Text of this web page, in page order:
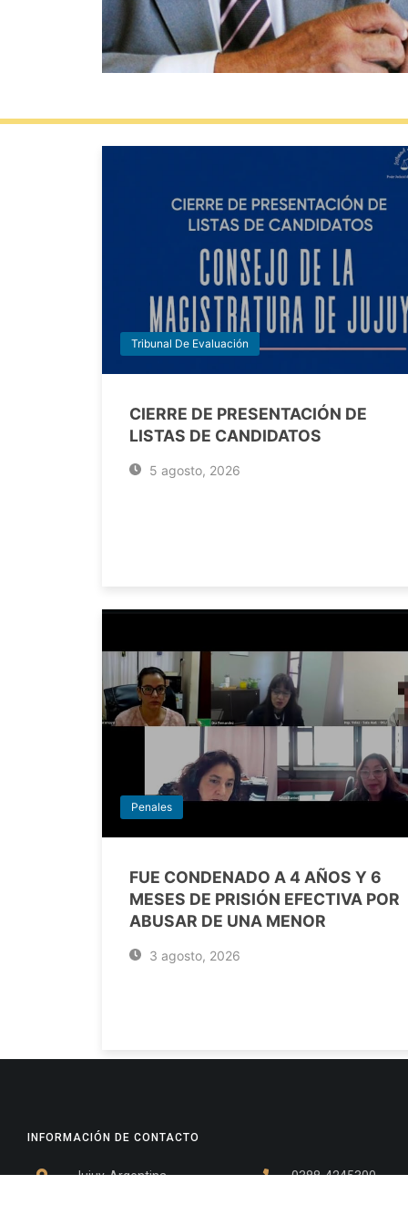
Tribunal De Evaluación
CIERRE DE PRESENTACIÓN DE
LISTAS DE CANDIDATOS
5 agosto, 2026
Penales
FUE CONDENADO A 4 AÑOS Y 6
MESES DE PRISIÓN EFECTIVA POR
ABUSAR DE UNA MENOR
3 agosto, 2026
INFORMACIÓN DE CONTACTO
Jujuy, Argentina
0388-4245300